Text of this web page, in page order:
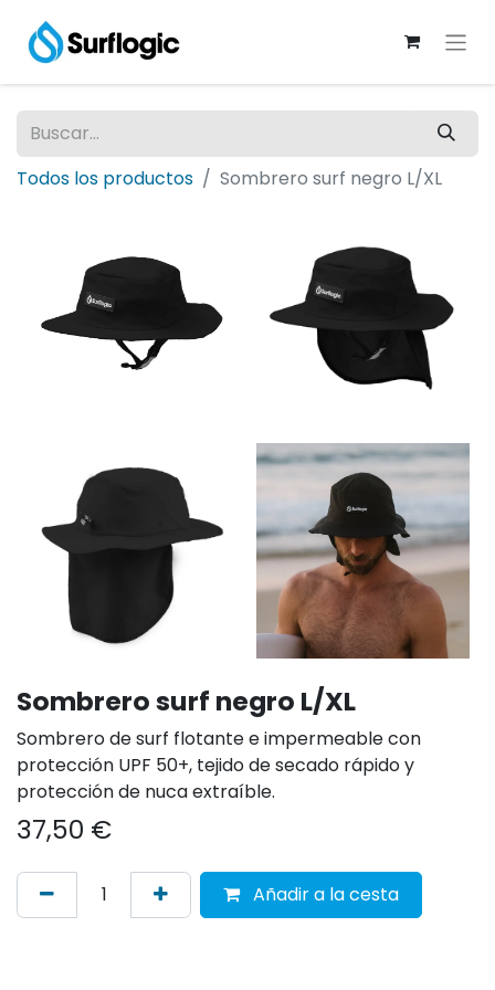
Todos los productos Sombrero surf negro L/XL
Sombrero surf negro L/XL
Sombrero de surf flotante e impermeable con
protección UPF 50+, tejido de secado rápido y
protección de nuca extraíble.
37,50 €
Añadir a la cesta